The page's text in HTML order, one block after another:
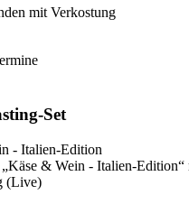
mit Verkostung
Set
& Wein - Italien-Edition“
(Live)